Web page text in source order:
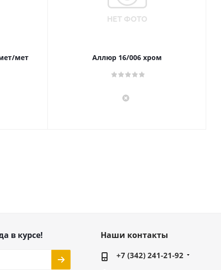
мет
Аллюр 16/006 хром
в курсе! Наши контакты
+7 (342) 241-21-92